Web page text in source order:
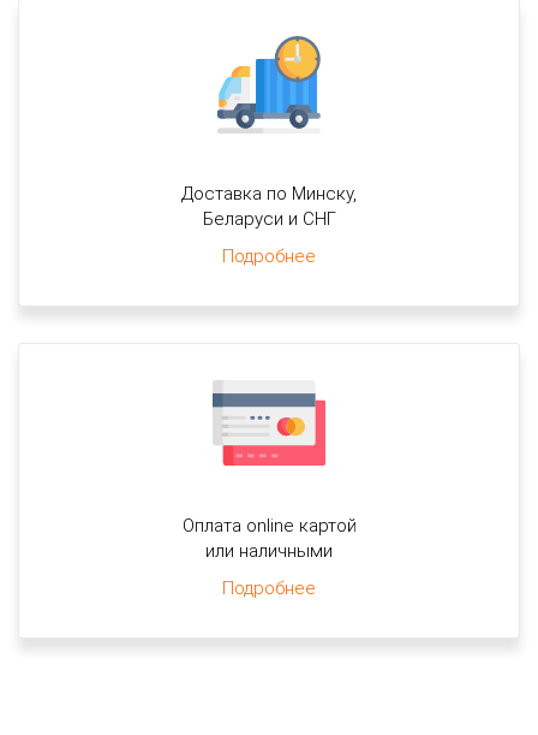
Доставка по Минску,
Беларуси и СНГ
Подробнее
Оплата online картой
или наличными
Подробнее